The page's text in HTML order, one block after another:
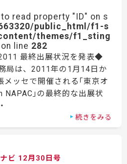
read property "ID" on s
public_html/f1-s
themes/f1_sting
on line 282
最終出展状況を発表◆
局は、2011年の1月14日か
メッセで開催される｢東京オ
｣の最終的な出展状
続きをみる
ビ 12月30日号